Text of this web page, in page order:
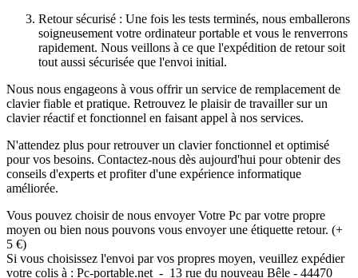
Retour sécurisé : Une fois les tests terminés, nous emballerons
soigneusement votre ordinateur portable et vous le renverrons
rapidement. Nous veillons à ce que l'expédition de retour soit
tout aussi sécurisée que l'envoi initial.
Nous nous engageons à vous offrir un service de remplacement de
clavier fiable et pratique. Retrouvez le plaisir de travailler sur un
clavier réactif et fonctionnel en faisant appel à nos services.
N'attendez plus pour retrouver un clavier fonctionnel et optimisé
pour vos besoins. Contactez-nous dès aujourd'hui pour obtenir des
conseils d'experts et profiter d'une expérience informatique
améliorée.
Vous pouvez choisir de nous envoyer Votre Pc par votre propre
moyen ou bien nous pouvons vous envoyer une étiquette retour. (+
5 €)
Si vous choisissez l'envoi par vos propres moyen, veuillez expédier
votre colis à : Pc-portable.net - 13 rue du nouveau Bêle - 44470